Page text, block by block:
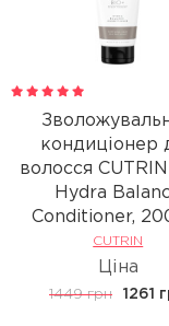
кондиціонер
волосся
Hydra
Conditioner,
CUTRIN
Ціна
1449 грн 1261